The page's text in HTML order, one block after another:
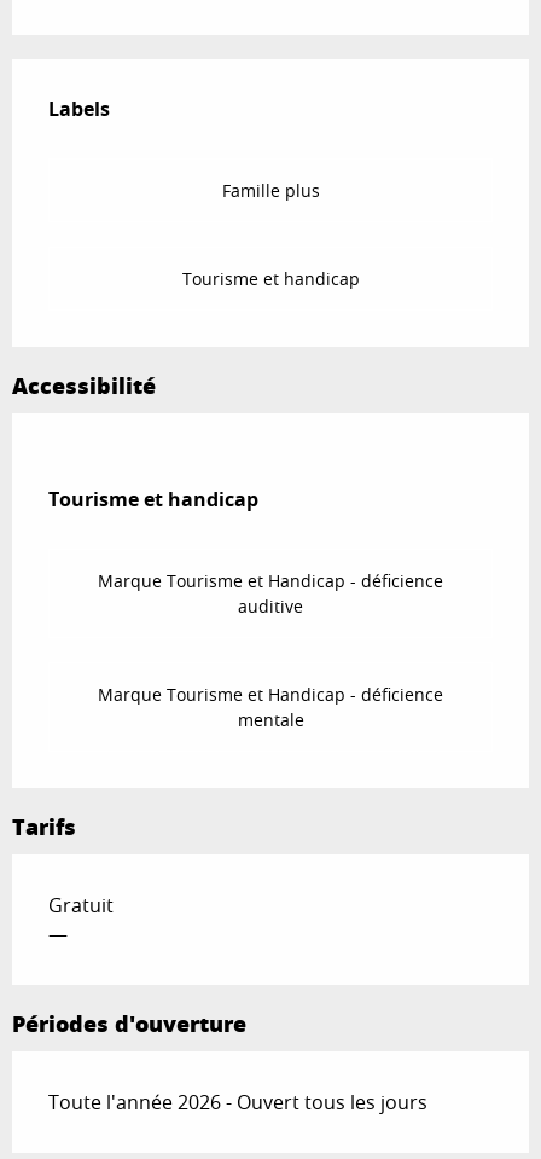
Labels
Labels
Famille plus
Tourisme et handicap
Accessibilité
Tourisme et handicap
Tourisme et handicap
Marque Tourisme et Handicap - déficience
auditive
Marque Tourisme et Handicap - déficience
mentale
Tarifs
Gratuit
—
Périodes d'ouverture
Toute l'année 2026 - Ouvert tous les jours